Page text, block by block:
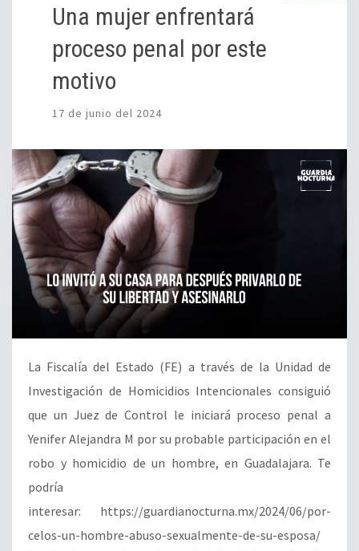
Una mujer enfrentará
proceso penal por este
motivo
17 de junio del 2024
La Fiscalía del Estado (FE) a través de la Unidad de
Investigación de Homicidios Intencionales consiguió
que un Juez de Control le iniciará proceso penal a
Yenifer Alejandra M por su probable participación en el
robo y homicidio de un hombre, en Guadalajara. Te
podría
interesar: https://guardianocturna.mx/2024/06/por-
celos-un-hombre-abuso-sexualmente-de-su-esposa/